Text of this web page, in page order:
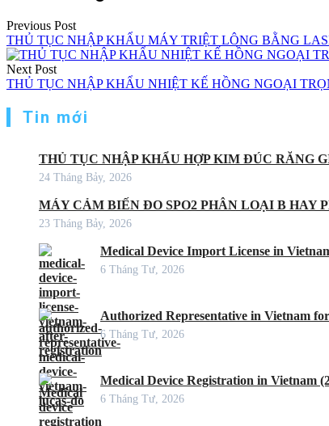
Previous Post
THỦ TỤC NHẬP KHẨU MÁY TRIỆT LÔNG BẰNG
Next Post
THỦ TỤC NHẬP KHẨU NHIỆT KẾ HỒNG NGOẠI
Tin mới
THỦ TỤC NHẬP KHẨU HỢP KIM ĐÚC RĂNG
24 Tháng Bảy, 2026
MÁY CẢM BIẾN ĐO SPO2 PHÂN LOẠI B HAY
23 Tháng Bảy, 2026
Medical Device Import License in
6 Tháng Tư, 2026
Authorized Representative in Vietnam
6 Tháng Tư, 2026
Medical Device Registration in Vietnam
6 Tháng Tư, 2026